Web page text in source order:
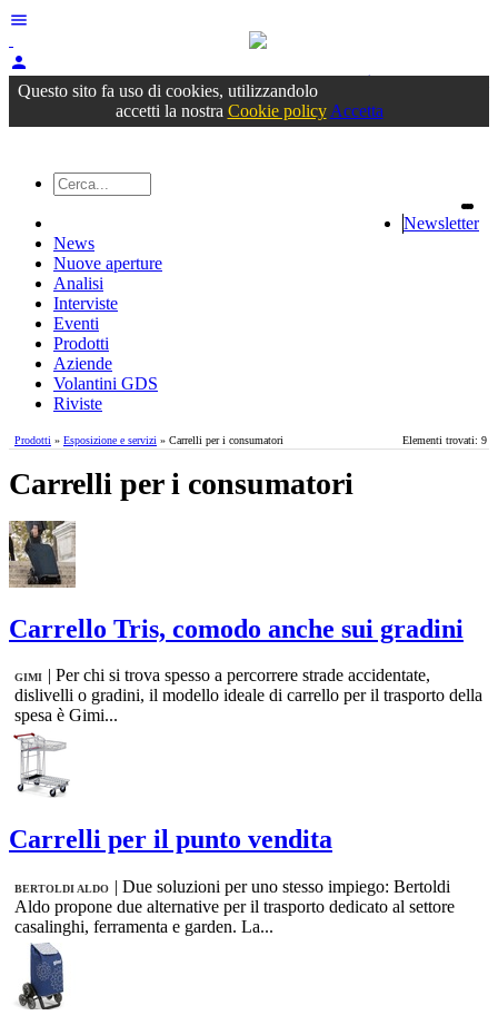
menu
person
Accedioppure registrati
Questo sito fa uso di cookies, utilizzandolo
accetti la nostra Cookie policy Accetta
Newsletter
News
Nuove aperture
Analisi
Interviste
Eventi
Prodotti
Aziende
Volantini GDS
Riviste
Elementi trovati: 9
Prodotti » Esposizione e servizi » Carrelli per i consumatori
Carrelli per i consumatori
Carrello Tris, comodo anche sui gradini
GIMI
Per chi si trova spesso a percorrere strade accidentate,
dislivelli o gradini, il modello ideale di carrello per il trasporto della
spesa è Gimi...
Carrelli per il punto vendita
BERTOLDI ALDO | Due soluzioni per uno stesso impiego: Bertoldi
Aldo propone due alternative per il trasporto dedicato al settore
casalinghi, ferramenta e garden. La...